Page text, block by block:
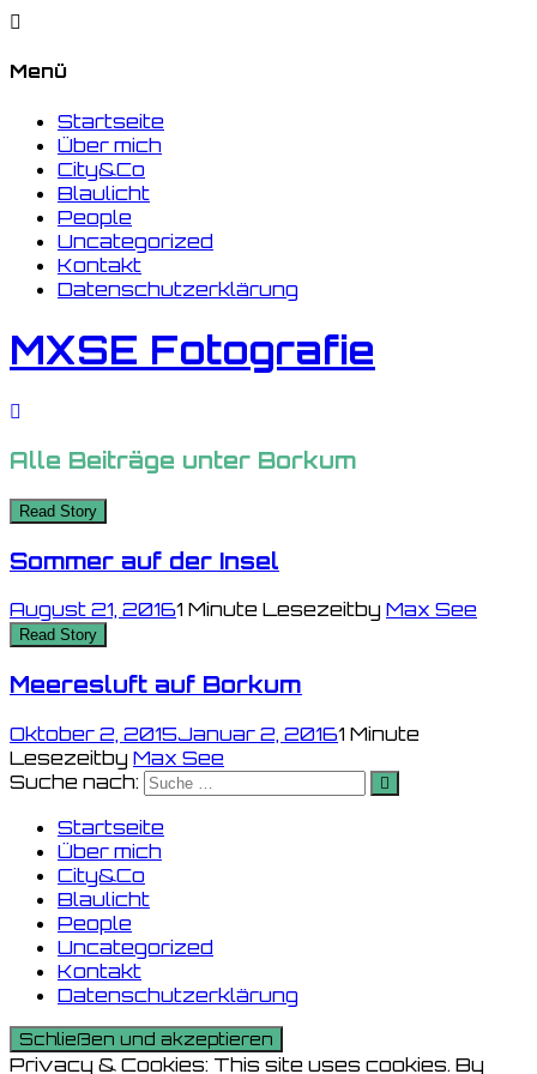
Menü
Startseite
Über mich
City&Co
Blaulicht
People
Uncategorized
Kontakt
Datenschutzerklärung
MXSE Fotografie
Alle Beiträge unter Borkum
Read Story
Sommer auf der Insel
August 21, 20161 Minute Lesezeitby Max See
Read Story
Meeresluft auf Borkum
Oktober 2, 2015Januar 2, 20161 Minute
Lesezeitby Max See
Suche nach:
Startseite
Über mich
City&Co
Blaulicht
People
Uncategorized
Kontakt
Datenschutzerklärung
Privacy & Cookies: This site uses cookies. By